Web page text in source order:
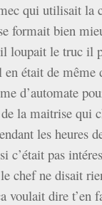
qui utilisait la
formait bien
loupait le truc il
était de
d’automate
la maitrise qui
les heures
c’était pas
chef ne disait
voulait dire t’en